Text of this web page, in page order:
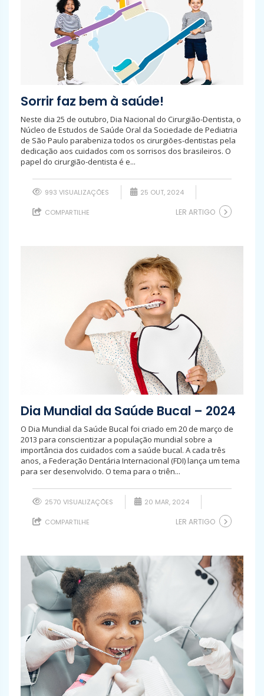
Sorrir faz bem à saúde!
Neste dia 25 de outubro, Dia Nacional do Cirurgião-Dentista, o
Núcleo de Estudos de Saúde Oral da Sociedade de Pediatria
de São Paulo parabeniza todos os cirurgiões-dentistas pela
dedicação aos cuidados com os sorrisos dos brasileiros. O
papel do cirurgião-dentista é e...
993 VISUALIZAÇÕES 25 OUT, 2024
COMPARTILHE LER ARTIGO
Dia Mundial da Saúde Bucal – 2024
O Dia Mundial da Saúde Bucal foi criado em 20 de março de
2013 para conscientizar a população mundial sobre a
importância dos cuidados com a saúde bucal. A cada três
anos, a Federação Dentária Internacional (FDI) lança um tema
para ser desenvolvido. O tema para o triên...
2570 VISUALIZAÇÕES 20 MAR, 2024
COMPARTILHE LER ARTIGO